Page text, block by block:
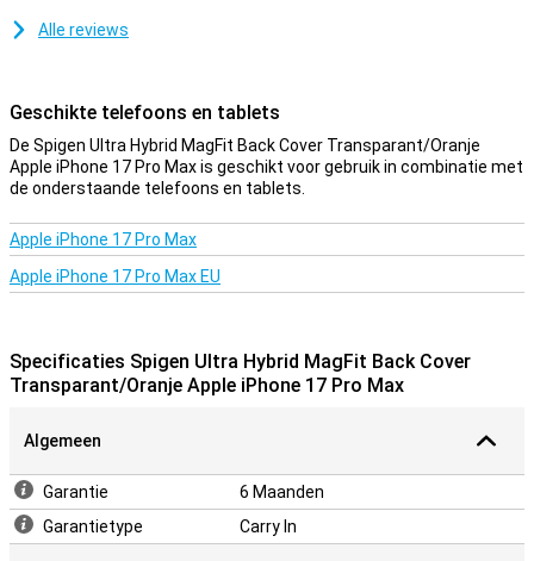
Alle reviews
Geschikte telefoons en tablets
De Spigen Ultra Hybrid MagFit Back Cover Transparant/Oranje
Apple iPhone 17 Pro Max is geschikt voor gebruik in combinatie met
de onderstaande telefoons en tablets.
Apple iPhone 17 Pro Max
Apple iPhone 17 Pro Max EU
Specificaties Spigen Ultra Hybrid MagFit Back Cover
Transparant/Oranje Apple iPhone 17 Pro Max
Algemeen
Garantie
6 Maanden
Garantietype
Carry In